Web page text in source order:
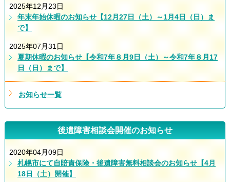
2025年12月23日
年末年始休暇のお知らせ【12月27日（土）～1月4日（日）ま
で】
2025年07月31日
夏期休暇のお知らせ【令和7年８月9日（土）～令和7年８月17
日（日）まで】
お知らせ一覧
後遺障害相談会開催のお知らせ
2020年04月09日
札幌市にて自賠責保険・後遺障害無料相談会のお知らせ【4月
18日（土）開催】